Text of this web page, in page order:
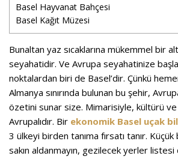
Basel Hayvanat Bahçesi
Basel Kağıt Müzesi
Bunaltan yaz sıcaklarına mükemmel bir
seyahatidir. Ve Avrupa seyahatinize
noktalardan biri de Basel’dir. Çünkü
Almanya sınırında bulunan bu şehir,
özetini sunar size. Mimarisiyle, kültürü
Avrupalıdır. Bir ekonomik Basel uçak
3 ülkeyi birden tanıma fırsatı tanır.
sakın aldanmayın, gezilecek yerler listesi